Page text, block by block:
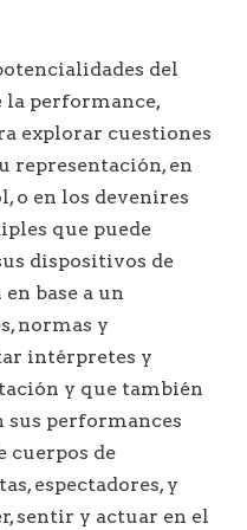
e
e
n
t
a
d
a
s
del
la performance,
explorar cuestiones
representación, en
o en los devenires
que puede
dispositivos de
base a un
normas y
intérpretes y
y que también
sus performances
cuerpos de
espectadores, y
sentir y actuar en el